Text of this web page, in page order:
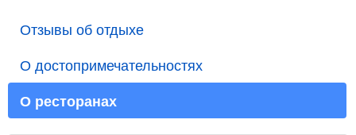
Отзывы об отдыхе
О достопримечательностях
О ресторанах